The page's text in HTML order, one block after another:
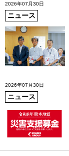
2026年07月30日
ニュース
2026年07月30日
ニュース